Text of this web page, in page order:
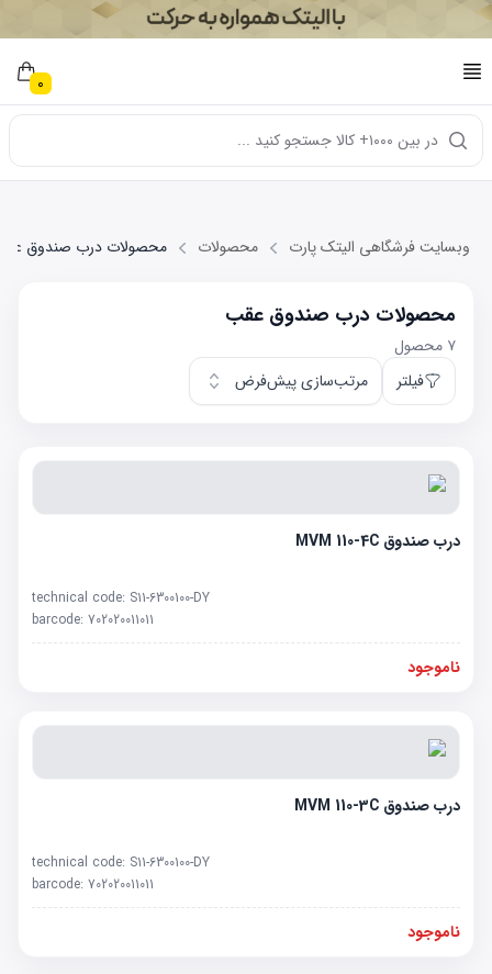
0
در بین ۱۰۰۰+ کالا جستجو کنید ...
وبسایت فرشگاهی الیتک پارت محصولات محصولات درب صندوق
محصولات درب صندوق عقب
۷ محصول
فیلتر
مرتب‌سازی پیش‌فرض
درب صندوق MVM 110-4C
technical code: S11-6300100-DY
barcode: 702020011011
ناموجود
درب صندوق MVM 110-3C
technical code: S11-6300100-DY
barcode: 702020011011
ناموجود